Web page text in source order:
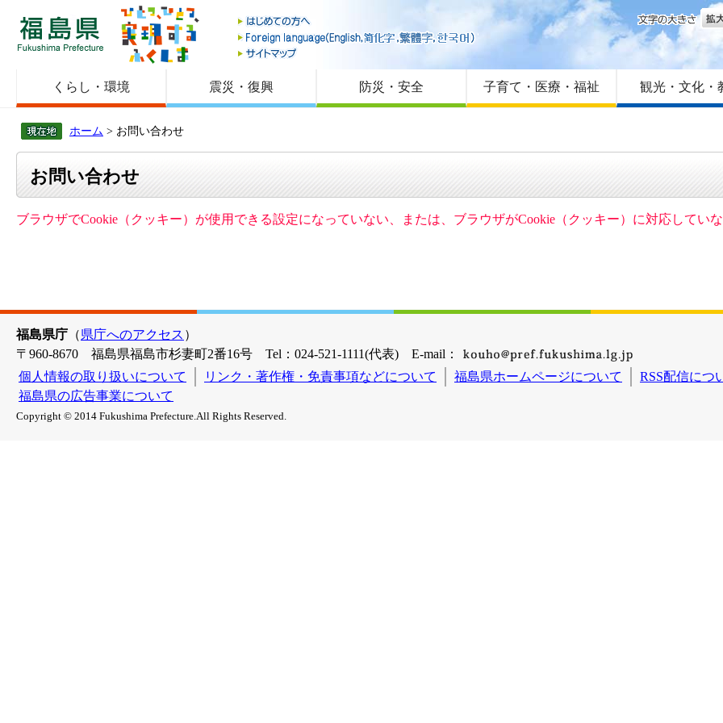
福島県
はじめての方へ
Foreign language
サイトマップ
文字
くらし・環境 震災・復興 防災・安全 子育て・医療・福祉 観光・文化・
ホーム > お問い合わせ
お問い合わせ
ブラウザでCookie（クッキー）が使用できる設定になっていない、または、ブラウザがCookie（クッキー）に対応してい
福島県庁 （県庁へのアクセス ）
〒960-8670 福島県福島市杉妻町2番16号 Tel：024-521-1111(代表) E-mail：
個人情報の取り扱いについて
リンク・著作権・免責事項などについて 福島県ホームページについて
RSS配信につ
福島県の広告事業について
Copyright © 2014 Fukushima Prefecture.All Rights Reserved.